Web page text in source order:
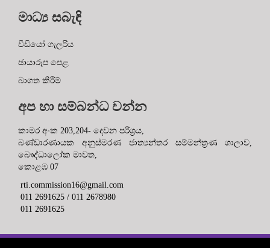
මාධ්‍ය සබැඳි
වීඩියෝ ගැලරිය
ඡායාරූප පෙළ
බාගත කිරීම්
අප හා සම්බන්ධ වන්න
කාමර අංක 203,204- දෙවන පරිශ්‍රය,
බණ්ඩාරණායක අනුස්මරණ ජාත්‍යන්තර සම්මන්ත්‍රණ ශාලාව,
බෞද්ධාලෝක මාවත,
කොළඹ 07
rti.commission16@gmail.com
011 2691625 / 011 2678980
011 2691625